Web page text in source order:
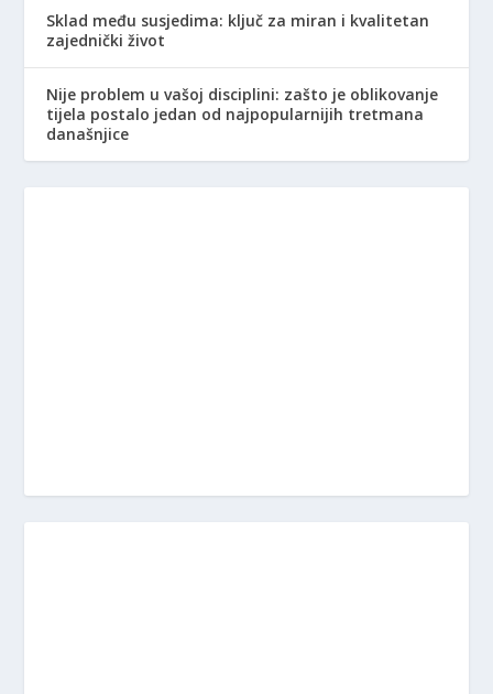
Sklad među susjedima: ključ za miran i kvalitetan
zajednički život
Nije problem u vašoj disciplini: zašto je oblikovanje
tijela postalo jedan od najpopularnijih tretmana
današnjice